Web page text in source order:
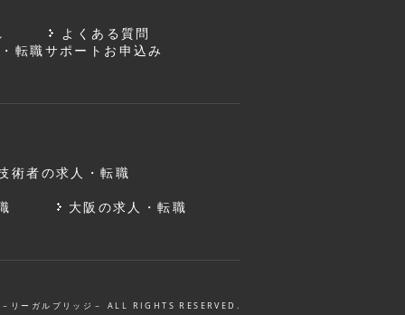
よくある質問
転職サポートお申込み
術者の求人・転職
大阪の求人・転職
リーガルブリッジ－ ALL RIGHTS RESERVED.